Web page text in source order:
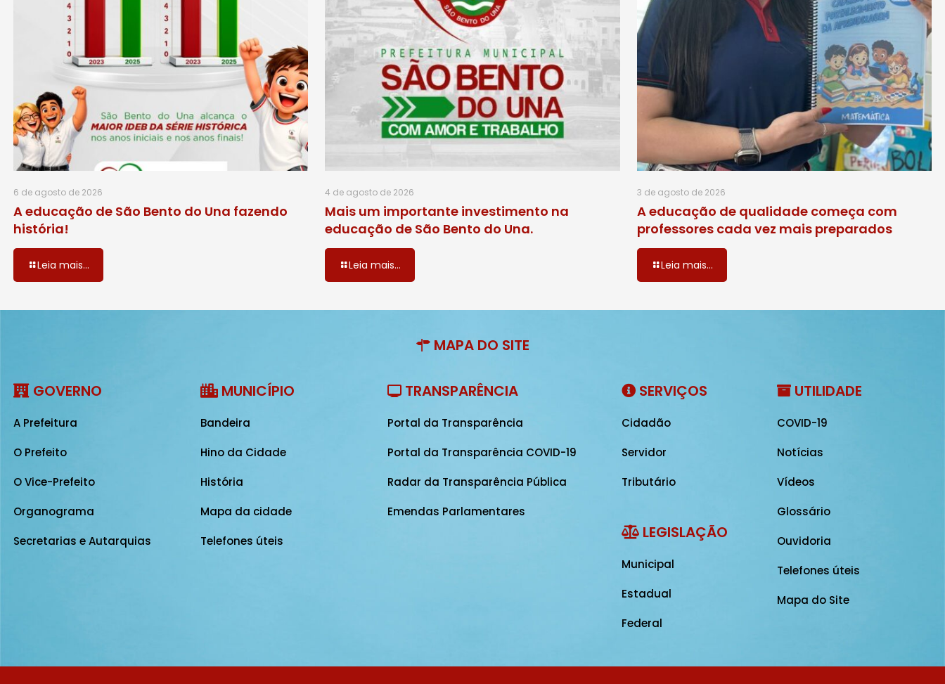
6 de agosto de 2026
A educação de São Bento do Una fazendo
história!
Leia mais...
4 de agosto de 2026
Mais um importante investimento na
educação de São Bento do Una.
Leia mais...
3 de agosto de 2026
A educação de qualidade começa com
professores cada vez mais preparados
Leia mais...
MAPA DO SITE
GOVERNO
A Prefeitura
O Prefeito
O Vice-Prefeito
Organograma
Secretarias e Autarquias
MUNICÍPIO
Bandeira
Hino da Cidade
História
Mapa da cidade
Telefones úteis
TRANSPARÊNCIA
Portal da Transparência
Portal da Transparência COVID-19
Radar da Transparência Pública
Emendas Parlamentares
SERVIÇOS
Cidadão
Servidor
Tributário
LEGISLAÇÃO
Municipal
Estadual
Federal
UTILIDADE
COVID-19
Notícias
Vídeos
Glossário
Ouvidoria
Telefones úteis
Mapa do Site